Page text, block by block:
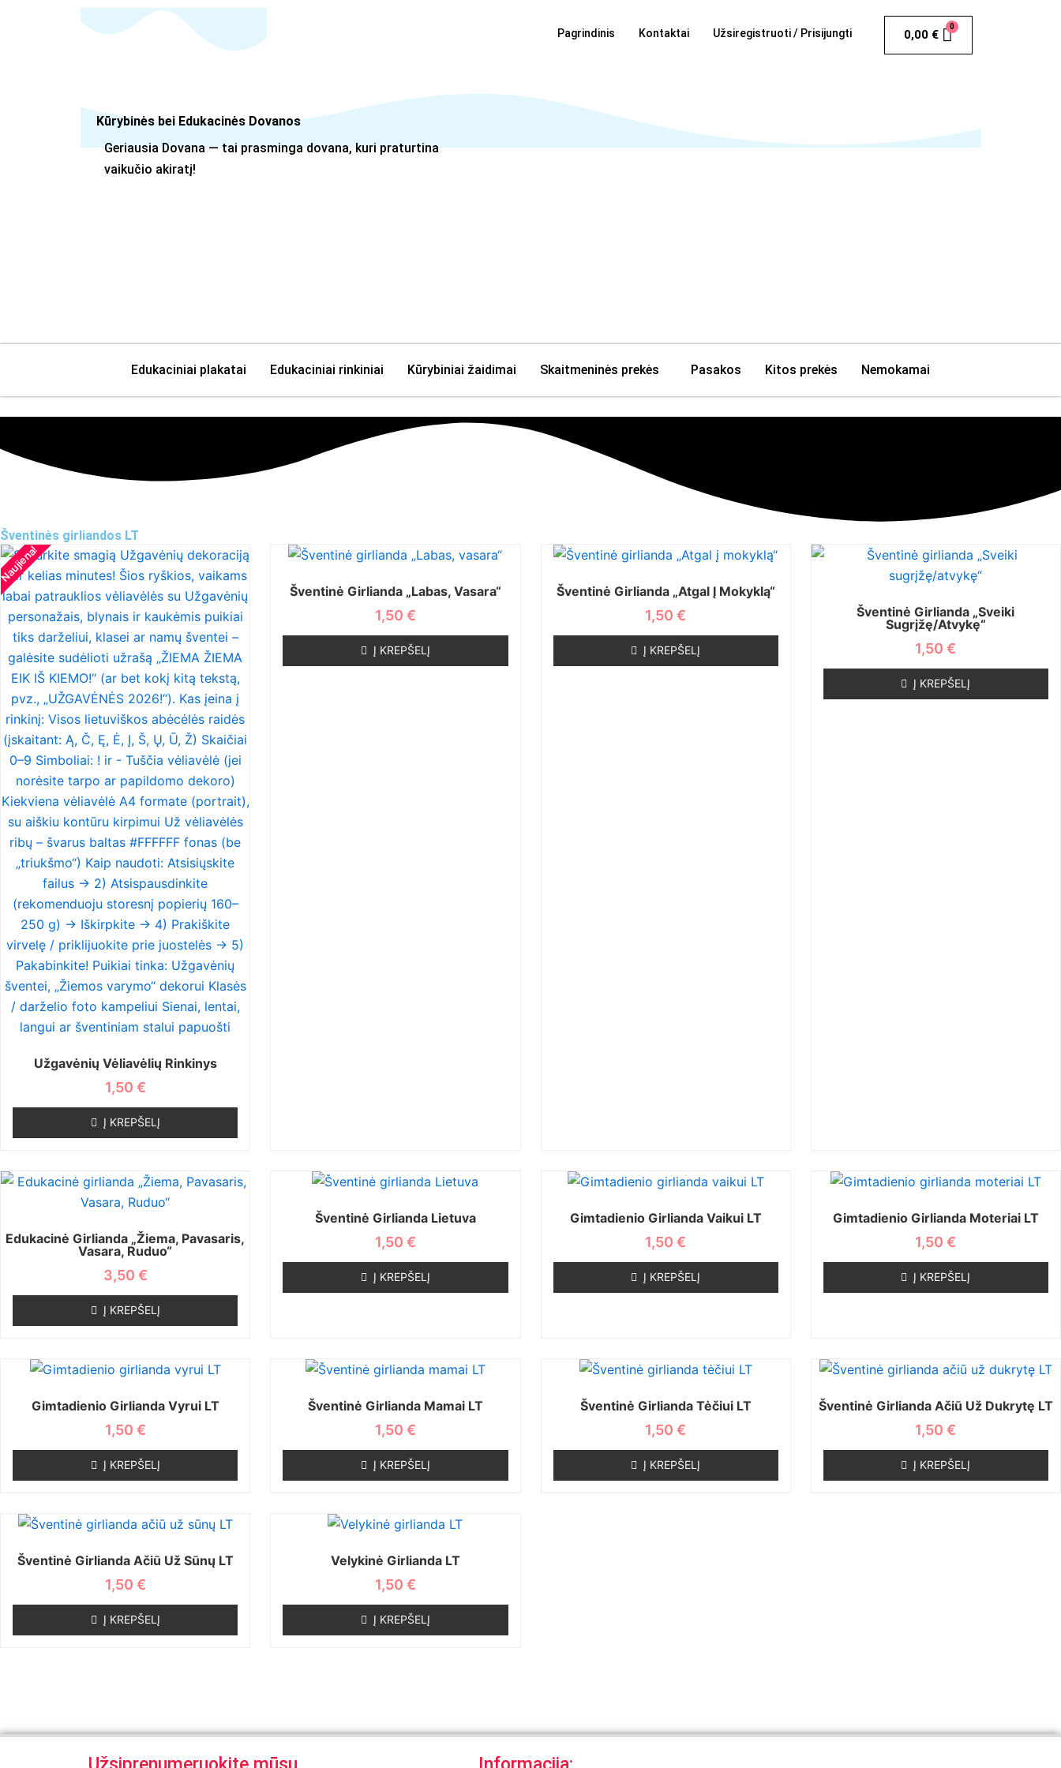
Pagrindinis Kontaktai Užsiregistruoti / Prisijungti 0,00 €
Kūrybinės bei Edukacinės Dovanos
Geriausia Dovana — tai prasminga dovana, kuri praturtina
vaikučio akiratį!
Edukaciniai plakatai Edukaciniai rinkiniai Kūrybiniai žaidimai Skaitmeninės prekės Pasakos Kitos prekės Nemokamai
Šventinės girliandos LT
Užgavėnių Vėliavėlių Rinkinys
1,50 €
Į KREPŠELĮ
Šventinė Girlianda „Labas, Vasara“
1,50 €
Į KREPŠELĮ
Šventinė Girlianda „Atgal Į Mokyklą“
1,50€
Į KREPŠELĮ
Šventinė Girlianda „Sveiki
Sugrįžę/atvykę“
1,50€
Į KREPŠELĮ
Edukacinė Girlianda „Žiema, Pavasaris,
Vasara, Ruduo“
3,50 €
Į KREPŠELĮ
Šventinė Girlianda Lietuva
1,50 €
Į KREPŠELĮ
Gimtadienio Girlianda Vaikui LT
1,50€
Į KREPŠELĮ
Gimtadienio Girlianda Moteriai LT
1,50€
Į KREPŠELĮ
Gimtadienio Girlianda Vyrui LT
1,50 €
Į KREPŠELĮ
Šventinė Girlianda Mamai LT
1,50 €
Į KREPŠELĮ
Šventinė Girlianda Tėčiui LT
1,50€
Į KREPŠELĮ
Šventinė Girlianda Ačiū Už Dukrytę LT
1,50€
Į KREPŠELĮ
Šventinė Girlianda Ačiū Už Sūnų LT
1,50 €
Į KREPŠELĮ
Velykinė Girlianda LT
1,50 €
Į KREPŠELĮ